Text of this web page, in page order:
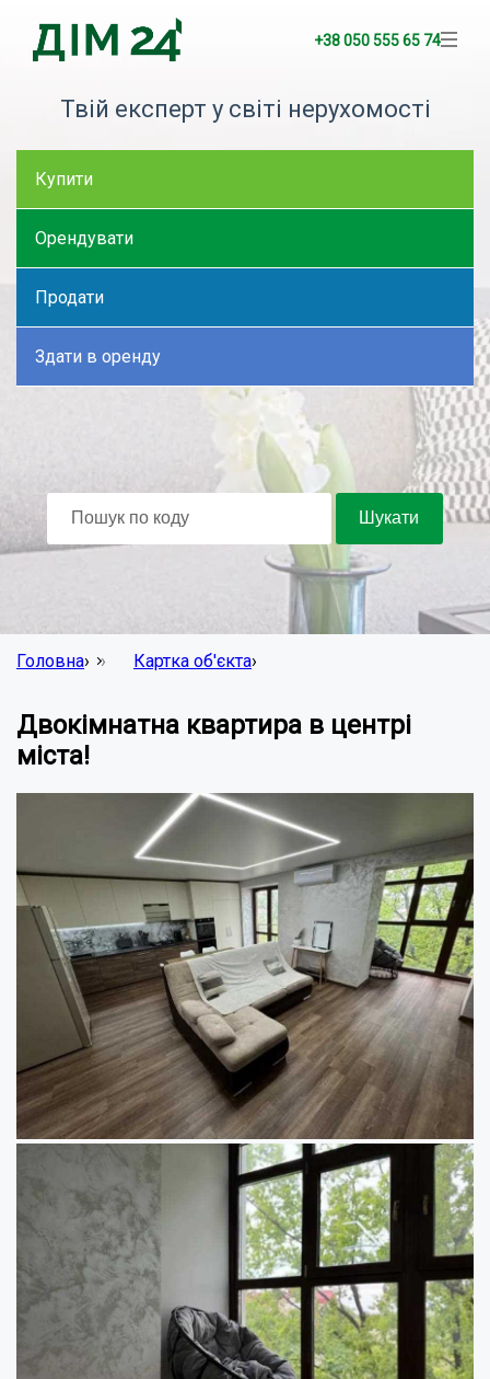
+38 050 555 65 74
Твій експерт у світі нерухомості
Купити
Орендувати
Продати
Здати в оренду
Головна› Картка об'єкта›
Двокімнатна квартира в центрі
міста!